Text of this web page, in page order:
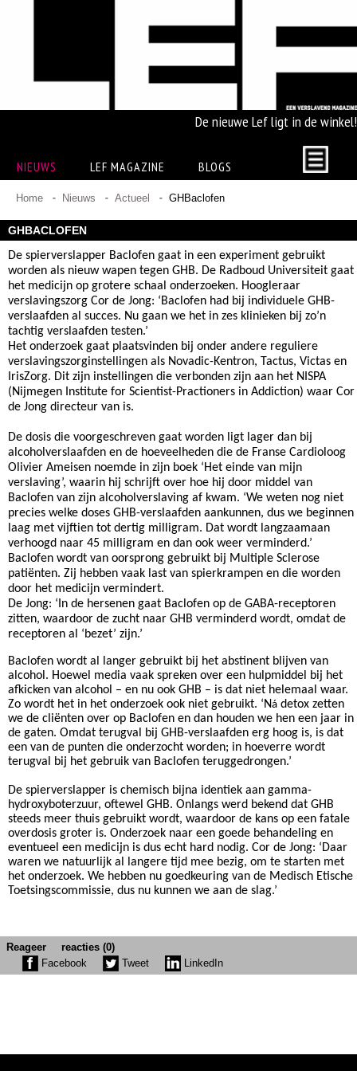
De nieuwe Lef ligt in de winkel!
NIEUWS LEF MAGAZINE BLOGS
Home Nieuws Actueel GHBaclofen
GHBACLOFEN
De spierverslapper Baclofen gaat in een experiment gebruikt
worden als nieuw wapen tegen GHB. De Radboud Universiteit gaat
het medicijn op grotere schaal onderzoeken. Hoogleraar
verslavingszorg Cor de Jong: ‘Baclofen had bij individuele GHB-
verslaafden al succes. Nu gaan we het in zes klinieken bij zo’n
tachtig verslaafden testen.’
Het onderzoek gaat plaatsvinden bij onder andere reguliere
verslavingszorginstellingen als Novadic-Kentron, Tactus, Victas en
IrisZorg. Dit zijn instellingen die verbonden zijn aan het NISPA
(Nijmegen Institute for Scientist-Practioners in Addiction) waar Cor
de Jong directeur van is.
De dosis die voorgeschreven gaat worden ligt lager dan bij
alcoholverslaafden en de hoeveelheden die de Franse Cardioloog
Olivier Ameisen noemde in zijn boek ‘Het einde van mijn
verslaving’, waarin hij schrijft over hoe hij door middel van
Baclofen van zijn alcoholverslaving af kwam. ‘We weten nog niet
precies welke doses GHB-verslaafden aankunnen, dus we beginnen
laag met vijftien tot dertig milligram. Dat wordt langzaamaan
verhoogd naar 45 milligram en dan ook weer verminderd.’
Baclofen wordt van oorsprong gebruikt bij Multiple Sclerose
patiënten. Zij hebben vaak last van spierkrampen en die worden
door het medicijn vermindert.
De Jong: ‘In de hersenen gaat Baclofen op de GABA-receptoren
zitten, waardoor de zucht naar GHB verminderd wordt, omdat de
receptoren al ‘bezet’ zijn.’
Baclofen wordt al langer gebruikt bij het abstinent blijven van
alcohol. Hoewel media vaak spreken over een hulpmiddel bij het
afkicken van alcohol – en nu ook GHB – is dat niet helemaal waar.
Zo wordt het in het onderzoek ook niet gebruikt. ‘Ná detox zetten
we de cliënten over op Baclofen en dan houden we hen een jaar in
de gaten. Omdat terugval bij GHB-verslaafden erg hoog is, is dat
een van de punten die onderzocht worden; in hoeverre wordt
terugval bij het gebruik van Baclofen teruggedrongen.’
De spierverslapper is chemisch bijna identiek aan gamma-
hydroxyboterzuur, oftewel GHB. Onlangs werd bekend dat GHB
steeds meer thuis gebruikt wordt, waardoor de kans op een fatale
overdosis groter is. Onderzoek naar een goede behandeling en
eventueel een medicijn is dus echt hard nodig. Cor de Jong: ‘Daar
waren we natuurlijk al langere tijd mee bezig, om te starten met
het onderzoek. We hebben nu goedkeuring van de Medisch Etische
Toetsingscommissie, dus nu kunnen we aan de slag.’
Reageer
reacties (0)
Facebook
Tweet LinkedIn